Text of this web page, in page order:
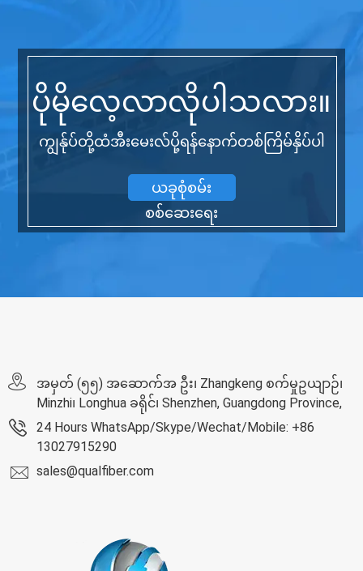
ပိုမိုလေ့လာလိုပါသလား။
ကျွန်ုပ်တို့ထံအီးမေးလ်ပို့ရန်နောက်တစ်ကြိမ်နှိပ်ပါ
ယခုစုံစမ်း
စစ်ဆေးရေး
အမှတ် (၅၅) အဆောက်အ ဦး၊ Zhangkeng စက်မှုဥယျာဉ်၊
Minzhi၊ Longhua ခရိုင်၊ Shenzhen, Guangdong Province,
24 Hours WhatsApp/Skype/Wechat/Mobile: +86
13027915290
sales@qualfiber.com